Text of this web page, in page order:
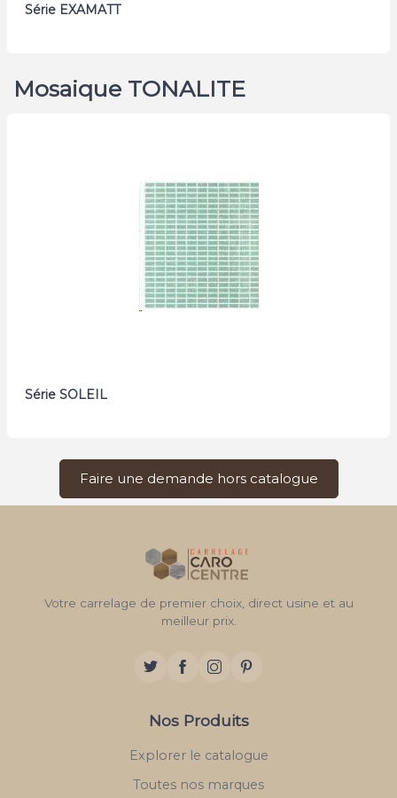
Série EXAMATT
Mosaique TONALITE
Série SOLEIL
Faire une demande hors catalogue
Votre carrelage de premier choix, direct usine et au
meilleur prix.
Nos Produits
Explorer le catalogue
Toutes nos marques